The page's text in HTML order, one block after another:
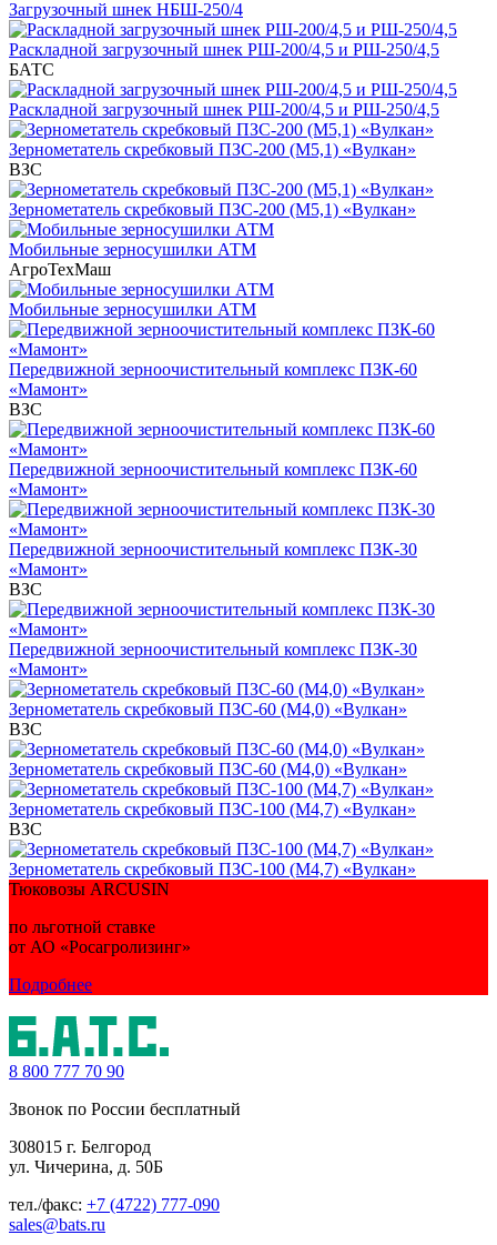
Загрузочный шнек НБШ-250/4
Раскладной загрузочный шнек РШ-200/4,5 и РШ-250/4,5
БАТС
Раскладной загрузочный шнек РШ-200/4,5 и РШ-250/4,5
Зернометатель скребковый ПЗС-200 (М5,1) «Вулкан»
ВЗС
Зернометатель скребковый ПЗС-200 (М5,1) «Вулкан»
Мобильные зерносушилки АТМ
АгроТехМаш
Мобильные зерносушилки АТМ
Передвижной зерноочистительный комплекс ПЗК-60
«Мамонт»
ВЗС
Передвижной зерноочистительный комплекс ПЗК-60
«Мамонт»
Передвижной зерноочистительный комплекс ПЗК-30
«Мамонт»
ВЗС
Передвижной зерноочистительный комплекс ПЗК-30
«Мамонт»
Зернометатель скребковый ПЗС-60 (М4,0) «Вулкан»
ВЗС
Зернометатель скребковый ПЗС-60 (М4,0) «Вулкан»
Зернометатель скребковый ПЗС-100 (М4,7) «Вулкан»
ВЗС
Зернометатель скребковый ПЗС-100 (М4,7) «Вулкан»
Тюковозы ARCUSIN
по льготной ставке
от АО «Росагролизинг»
Подробнее
8 800 777 70 90
Звонок по России бесплатный
308015 г. Белгород
ул. Чичерина, д. 50Б
тел./факс: +7 (4722) 777-090
sales@bats.ru